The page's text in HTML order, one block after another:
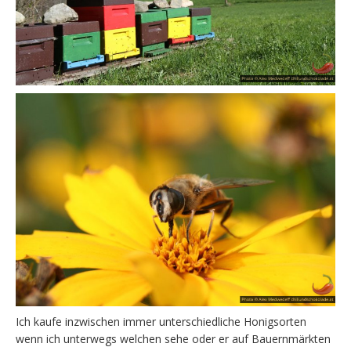
Ich kaufe inzwischen immer unterschiedliche Honigsorten
wenn ich unterwegs welchen sehe oder er auf Bauernmärkten